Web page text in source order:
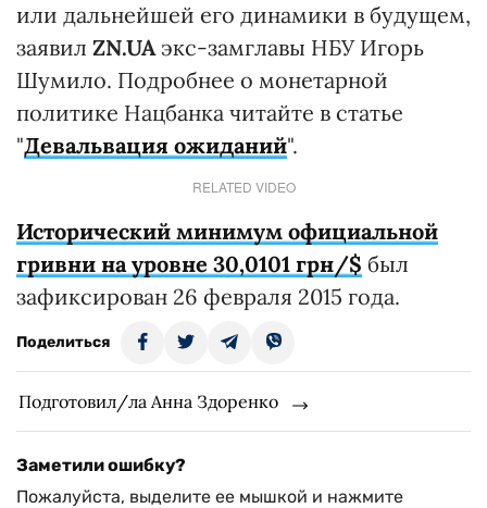
или дальнейшей его динамики в будущем,
заявил ZN.UAэкс-замглавы НБУ Игорь
Шумило. Подробнее о монетарной
политике Нацбанка читайте в статье
"Девальвация ожиданий".
RELATED VIDEO
Исторический минимум официальной
гривни на уровне 30,0101 грн/$ был
зафиксирован 26 февраля 2015 года.
Поделиться
Подготовил/ла Анна Здоренко
Заметили ошибку?
Пожалуйста, выделите ее мышкой и нажмите